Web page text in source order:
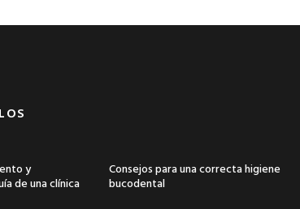
y
de una clínica
Consejos para una correcta higiene
bucodental